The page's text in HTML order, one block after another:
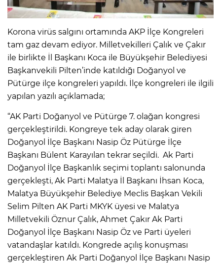
Korona virüs salgını ortamında AKP İlçe Kongreleri
tam gaz devam ediyor. Milletvekilleri Çalık ve Çakır
ile birlikte İl Başkanı Koca ile Büyükşehir Belediyesi
Başkanvekili Pilten’inde katıldığı Doğanyol ve
Pütürge ilçe kongreleri yapıldı. İlçe kongreleri ile ilgili
yapılan yazılı açıklamada;
“AK Parti Doğanyol ve Pütürge 7. olağan kongresi
gerçekleştirildi. Kongreye tek aday olarak giren
Doğanyol İlçe Başkanı Nasip Öz Pütürge İlçe
Başkanı Bülent Karayılan tekrar seçildi. Ak Parti
Doğanyol İlçe Başkanlık seçimi toplantı salonunda
gerçekleşti, Ak Parti Malatya İl Başkanı İhsan Koca,
Malatya Büyükşehir Belediye Meclis Başkan Vekili
Selim Pilten AK Parti MKYK üyesi ve Malatya
Milletvekili Öznur Çalık, Ahmet Çakır Ak Parti
Doğanyol İlçe Başkanı Nasip Öz ve Parti üyeleri
vatandaşlar katıldı. Kongrede açılış konuşması
gerçekleştiren Ak Parti Doğanyol İlçe Başkanı Nasip